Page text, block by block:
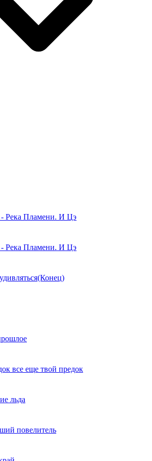
- Река Пламени. И Цэ
- Река Пламени. И Цэ
все еще твой предок
льда
повелитель